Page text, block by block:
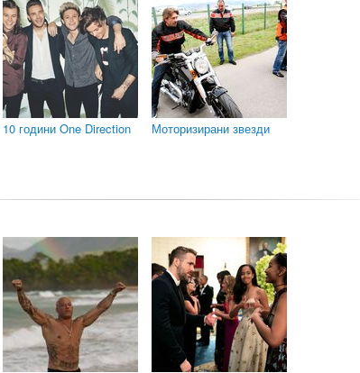
10 години One Direction Моторизирани звезди